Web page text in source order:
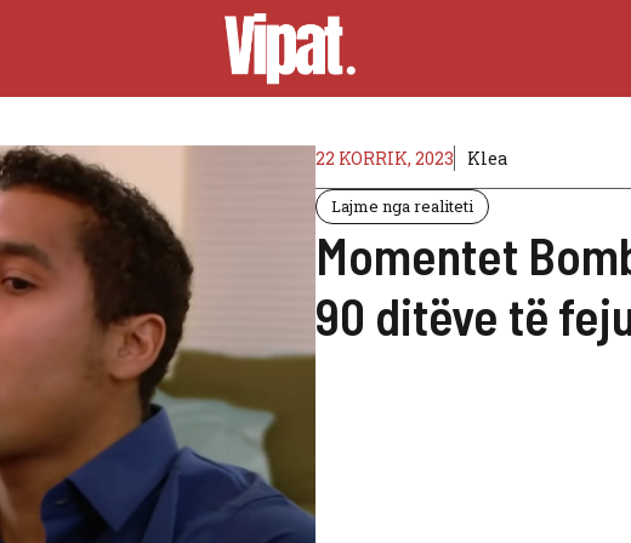
22 KORRIK, 2023 Klea
Lajme nga realiteti
Momentet
90 ditëve të